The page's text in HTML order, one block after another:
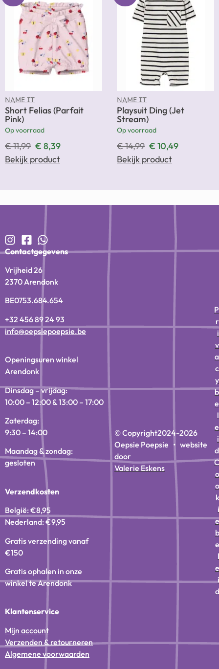
NAME IT
Short Felias (Parfait
Pink)
Op voorraad
€11,99 € 8,39
Bekijk product
NAME IT
Playsuit Ding (Jet
Stream)
Op voorraad
€14,99 € 10,49
Bekijk product
Contactgegevens
Vrijheid 26
2370 Arendonk
BE0753.684.654
+32 456 89 24 93
info@oepsiepoepsie.be
Openingsuren winkel
Arendonk
Dinsdag – vrijdag:
10:00 – 12:00 & 13:00 – 17:00
Zaterdag:
9:30 – 14:00
Maandag & zondag:
gesloten
Verzendkosten
België: €8,95
Nederland: €9,95
Gratis verzending vanaf
€150
Gratis ophalen in onze
winkel te Arendonk
Klantenservice
Mijn account
Verzenden & retourneren
Algemene voorwaarden
© Copyright2024-2026
Oepsie Poepsie • website
door
Valerie Eskens
P
r
i
v
a
c
y
b
e
l
e
i
d
C
o
o
k
i
e
b
e
l
e
i
d